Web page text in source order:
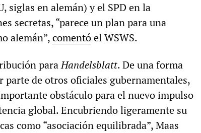
siglas en alemán) y el SPD en la
secretas, “parece un plan para una
alemán”,comentóel WSWS.
paraHandelsblatt. De una forma
de otros oficiales gubernamentales,
obstáculo para el nuevo impulso
global. Encubriendo ligeramente su
como “asociación equilibrada”, Maas